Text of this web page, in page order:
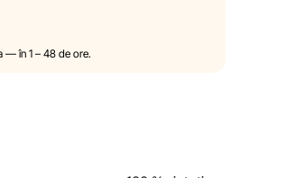
și fără notificare
Imaginile prezentate pe
generale despre produse
— în 1 – 48 de ore.